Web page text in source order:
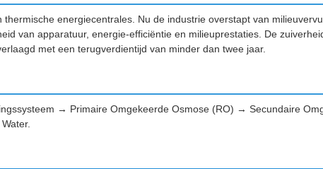
energiecentrales. Nu de industrie overstapt van
van apparatuur, energie-efficiëntie en milieuprestaties. De
met een terugverdientijd van minder dan twee jaar.
→ Primaire Omgekeerde Osmose (RO) → Secundaire